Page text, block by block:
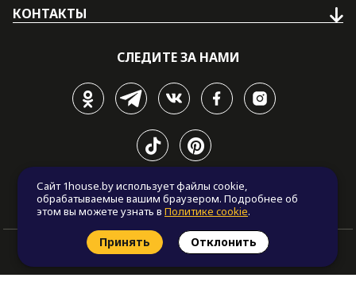
КОНТАКТЫ
СЛЕДИТЕ ЗА НАМИ
Политика приватности
Политика cookie
Сайт 1house.by использует файлы cookie,
обрабатываемые вашим браузером. Подробнее об
этом вы можете узнать вПолитике cookie.
Принять Отклонить